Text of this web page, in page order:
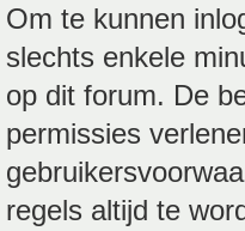
Om te kunnen
slechts enkele
op dit forum. De
permissies
regels altijd te